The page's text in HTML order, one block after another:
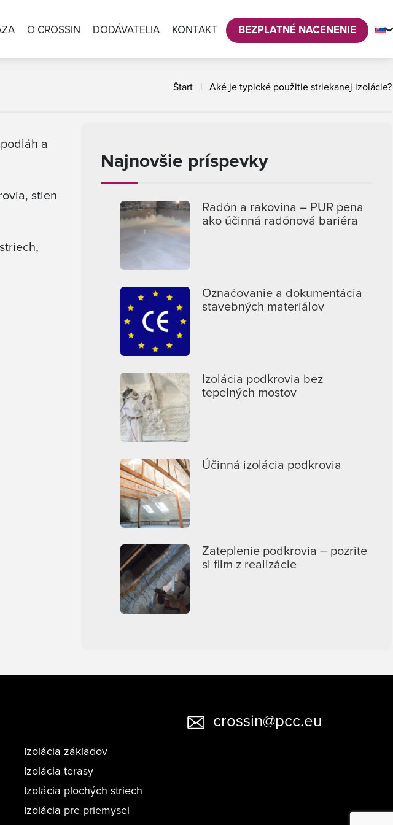
O CROSSIN DODÁVATELIA KONTAKT BEZPLATNÉ NACENENIE
Štart Aké je typické použitie striekanej izolácie?
a
stien
Najnovšie príspevky
Radón a rakovina – PUR pena
ako účinná radónová bariéra
Označovanie a dokumentácia
stavebných materiálov
Izolácia podkrovia bez
tepelných mostov
Účinná izolácia podkrovia
Zateplenie podkrovia – pozrite
si film z realizácie
Izolácia základov
Izolácia terasy
Izolácia plochých striech
Izolácia pre priemysel
crossin@pcc.eu